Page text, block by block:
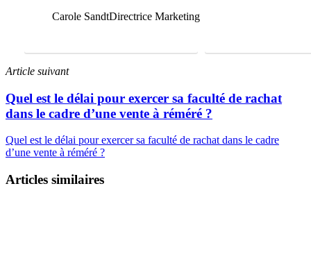
Carole SandtDirectrice Marketing
Article suivant
Quel est le délai pour exercer sa faculté de rachat
dans le cadre d’une vente à réméré ?
Quel est le délai pour exercer sa faculté de rachat dans le cadre
d’une vente à réméré ?
Articles similaires